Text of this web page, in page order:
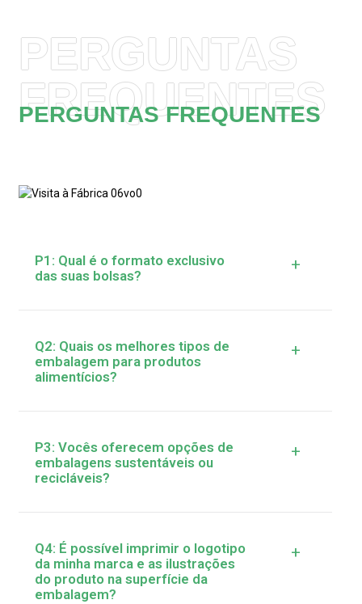
PERGUNTAS FREQUENTES
PERGUNTAS
FREQUENTES
P1: Qual é o formato exclusivo
das suas bolsas?
+
Q2: Quais os melhores tipos de
embalagem para produtos
alimentícios?
+
P3: Vocês oferecem opções de
embalagens sustentáveis ​​ou
recicláveis?
+
Q4: É possível imprimir o logotipo
da minha marca e as ilustrações
do produto na superfície da
embalagem?
+